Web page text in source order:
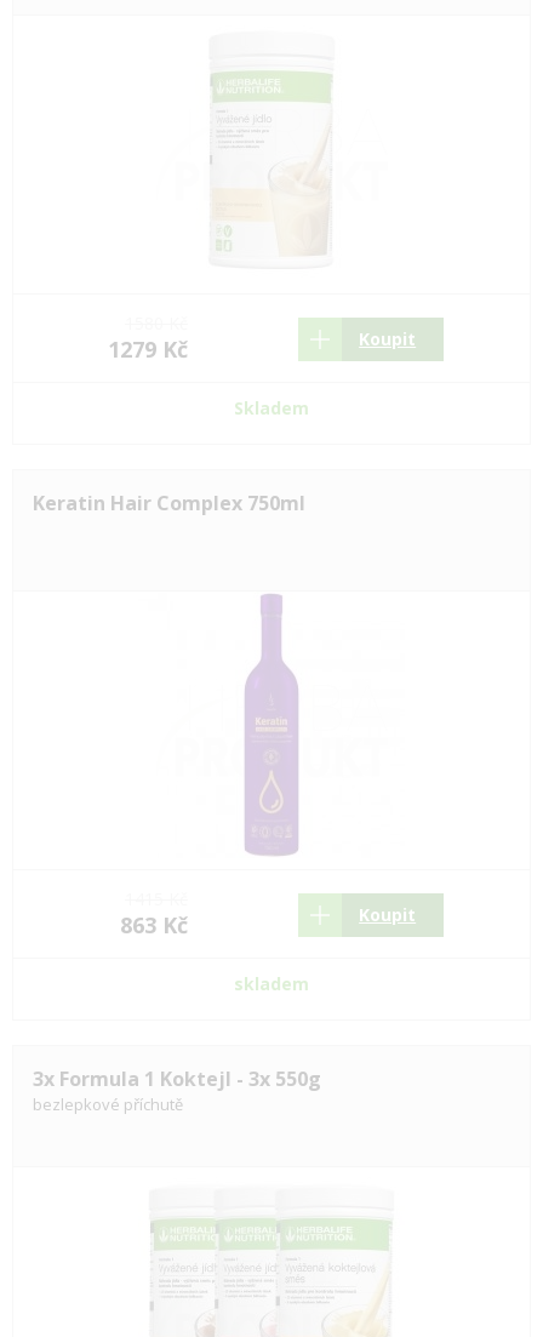
1279 Kč Koupit
Skladem
Keratin Hair Complex 750ml
863 Kč Koupit
skladem
3x Formula 1 Koktejl - 3x 550g
bezlepkové příchutě